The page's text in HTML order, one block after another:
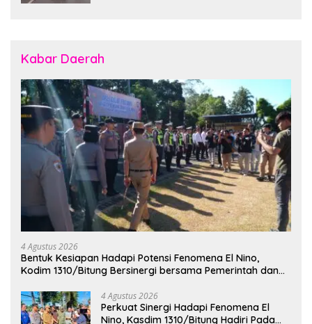
Kabar Daerah
4 Agustus 2026
Bentuk Kesiapan Hadapi Potensi Fenomena El Nino,
Kodim 1310/Bitung Bersinergi bersama Pemerintah dan
Bencana
4 Agustus 2026
Perkuat Sinergi Hadapi Fenomena El
Nino, Kasdim 1310/Bitung Hadiri Pada